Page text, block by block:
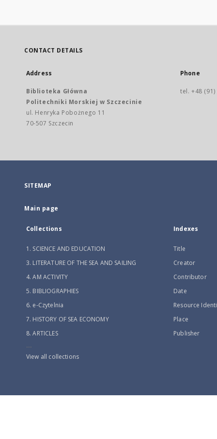
CONTACT DETAILS
Address
Biblioteka Główna
Politechniki Morskiej w Szczecinie
ul. Henryka Pobożnego 11
70-507 Szczecin
Phone
tel. +48
SITEMAP
Main page
Collections
1. SCIENCE AND EDUCATION
3. LITERATURE OF THE SEA AND SAILING
4. AM ACTIVITY
5. BIBLIOGRAPHIES
6. e-Czytelnia
7. HISTORY OF SEA ECONOMY
8. ARTICLES
...
View all collections
Indexes
Title
Creator
Contributor
Date
Resource
Place
Publisher